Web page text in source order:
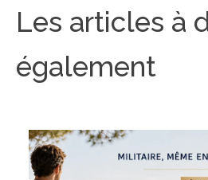
Les articles à
également